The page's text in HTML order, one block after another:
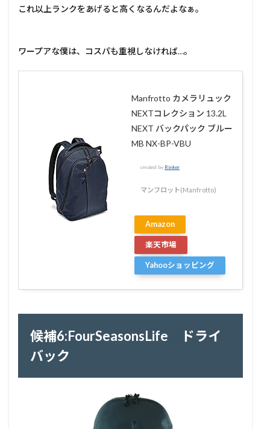
これ以上ランクをあげると高くなるんだよなぁ。
ワープアな僕は、コスパも重視しなければ…。
Manfrotto カメラリュック
NEXTコレクション 13.2L
NEXT バックパック ブルー
MB NX-BP-VBU
created by Rinker
マンフロット(Manfrotto)
Amazon
楽天市場
Yahooショッピング
候補6:FourSeasonsLife ドライ
バック